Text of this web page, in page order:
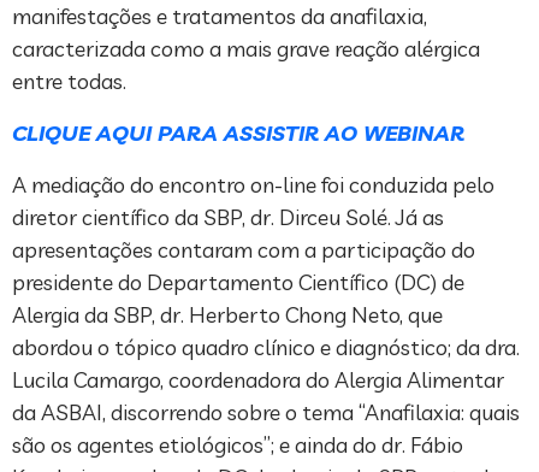
manifestações e tratamentos da anafilaxia,
caracterizada como a mais grave reação alérgica
entre todas.
CLIQUE AQUI PARA ASSISTIR AO WEBINAR
A mediação do encontro on-line foi conduzida pelo
diretor científico da SBP, dr. Dirceu Solé. Já as
apresentações contaram com a participação do
presidente do Departamento Científico (DC) de
Alergia da SBP, dr. Herberto Chong Neto, que
abordou o tópico quadro clínico e diagnóstico; da dra.
Lucila Camargo, coordenadora do Alergia Alimentar
da ASBAI, discorrendo sobre o tema “Anafilaxia: quais
são os agentes etiológicos”; e ainda do dr. Fábio